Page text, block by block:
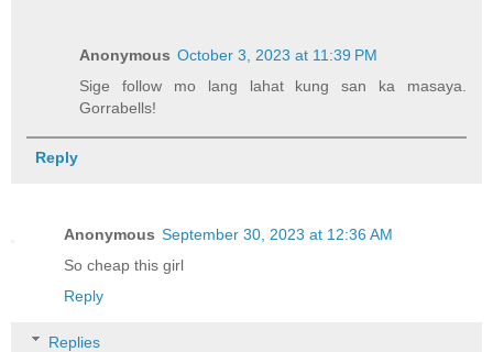
Anonymous October 3, 2023 at 11:39 PM
Sige follow mo lang lahat kung san ka masaya.
Gorrabells!
Reply
Anonymous September 30, 2023 at 12:36 AM
So cheap this girl
Reply
Replies